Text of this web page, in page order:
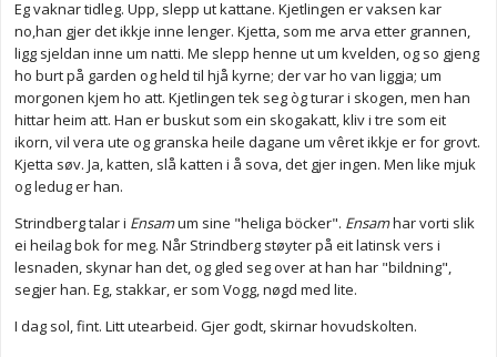
Eg vaknar tidleg. Upp, slepp ut kattane. Kjetlingen er vaksen kar
no,han gjer det ikkje inne lenger. Kjetta, som me arva etter grannen,
ligg sjeldan inne um natti. Me slepp henne ut um kvelden, og so gjeng
ho burt på garden og held til hjå kyrne; der var ho van liggja; um
morgonen kjem ho att. Kjetlingen tek seg òg turar i skogen, men han
hittar heim att. Han er buskut som ein skogakatt, kliv i tre som eit
ikorn, vil vera ute og granska heile dagane um vêret ikkje er for grovt.
Kjetta søv. Ja, katten, slå katten i å sova, det gjer ingen. Men like mjuk
og ledug er han.
Strindberg talar i Ensamum sine "heliga böcker". Ensamhar vorti slik
ei heilag bok for meg. Når Strindberg støyter på eit latinsk vers i
lesnaden, skynar han det, og gled seg over at han har "bildning",
segjer han. Eg, stakkar, er som Vogg, nøgd med lite.
I dag sol, fint. Litt utearbeid. Gjer godt, skirnar hovudskolten.